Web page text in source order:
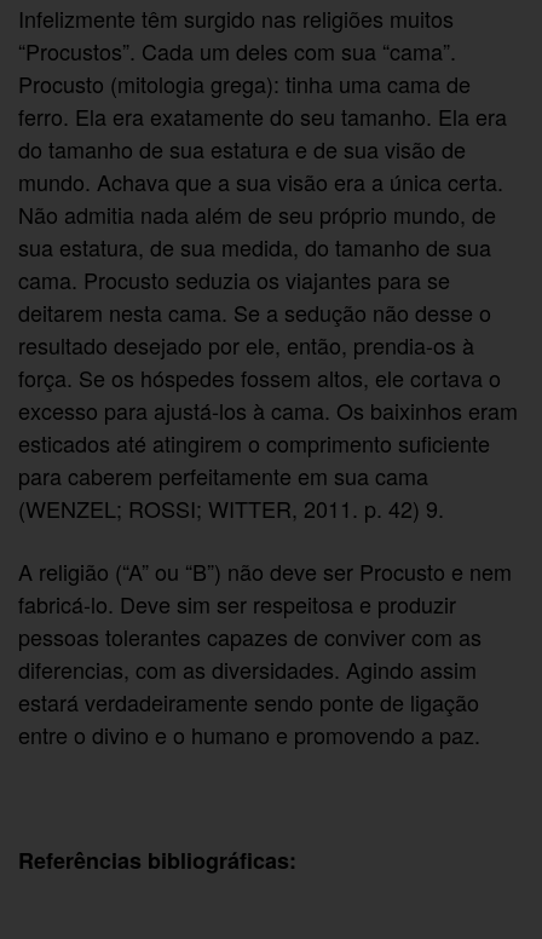
Infelizmente têm surgido nas religiões muitos
“Procustos”. Cada um deles com sua “cama”.
Procusto (mitologia grega):tinha uma cama de
ferro. Ela era exatamente do seu tamanho. Ela era
do tamanho de sua estatura e de sua visão de
mundo. Achava que a sua visão era a única certa.
Não admitia nada além de seu próprio mundo, de
sua estatura, de sua medida, do tamanho de sua
cama. Procusto seduzia os viajantes para se
deitarem nesta cama. Se a sedução não desse o
resultado desejado por ele, então, prendia-os à
força. Se os hóspedes fossem altos, ele cortava o
excesso para ajustá-los à cama. Os baixinhos eram
esticados até atingirem o comprimento suficiente
para caberem perfeitamente em sua cama
(WENZEL; ROSSI; WITTER, 2011. p. 42) 9.
A religião (“A” ou “B”) não deve ser Procusto e nem
fabricá-lo. Deve sim ser respeitosa e produzir
pessoas tolerantes capazes de conviver com as
diferencias, com as diversidades. Agindo assim
estará verdadeiramente sendo ponte de ligação
entre o divino e o humano e promovendo a paz.
Referências bibliográficas: